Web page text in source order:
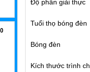
Độ phân giải thực
Tuổi thọ bóng đèn
Bóng đèn
Kích thước trình